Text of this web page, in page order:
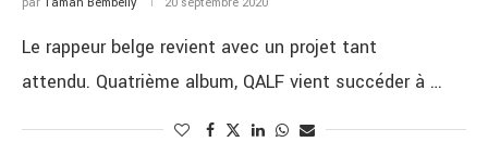
Le rappeur belge revient avec un projet tant
attendu. Quatrième album, QALF vient succéder à …